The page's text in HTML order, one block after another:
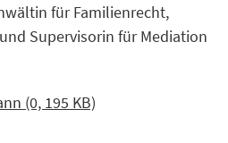
für Familienrecht,
Supervisorin für Mediation
(0, 195 KB)